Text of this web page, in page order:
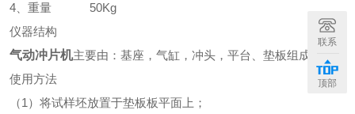
4、重量 50Kg
仪器结构
气动冲片机主要由：基座，气缸，冲头，平台、垫板组成。
使用方法
（1）将试样坯放置于垫板板平面上；
联系
顶部